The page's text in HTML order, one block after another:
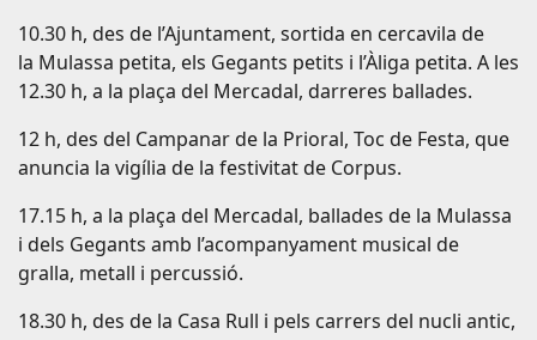
10.30 h, des de l’Ajuntament, sortida en cercavila de
la Mulassa petita, els Gegants petits i l’Àliga petita. A les
12.30 h, a la plaça del Mercadal, darreres ballades.
12 h, des del Campanar de la Prioral, Toc de Festa, que
anuncia la vigília de la festivitat de Corpus.
17.15 h, a la plaça del Mercadal, ballades de la Mulassa
i dels Gegants amb l’acompanyament musical de
gralla, metall i percussió.
18.30 h, des de la Casa Rull i pels carrers del nucli antic,